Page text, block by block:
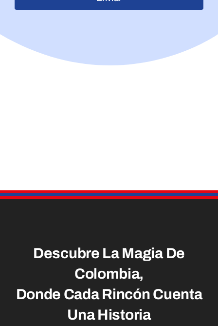
Descubre La Magia De
Colombia,
Donde Cada Rincón Cuenta
Una Historia